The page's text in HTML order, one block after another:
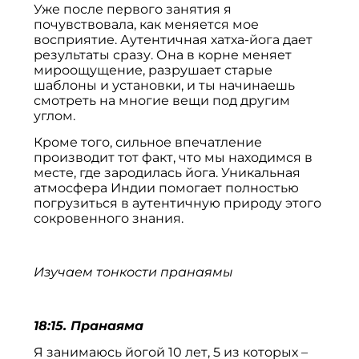
Уже после первого занятия я
почувствовала, как меняется мое
восприятие. Аутентичная хатха-йога дает
результаты сразу. Она в корне меняет
мироощущение, разрушает старые
шаблоны и установки, и ты начинаешь
смотреть на многие вещи под другим
углом.
Кроме того, сильное впечатление
производит тот факт, что мы находимся в
месте, где зародилась йога. Уникальная
атмосфера Индии помогает полностью
погрузиться в аутентичную природу этого
сокровенного знания.
Изучаем тонкости пранаямы
18:15. Пранаяма
Я занимаюсь йогой 10 лет, 5 из которых –